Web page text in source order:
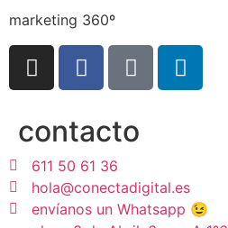
marketing 360º
contacto
611 50 61 36
hola@conectadigital.es
envíanos un Whatsapp 😉